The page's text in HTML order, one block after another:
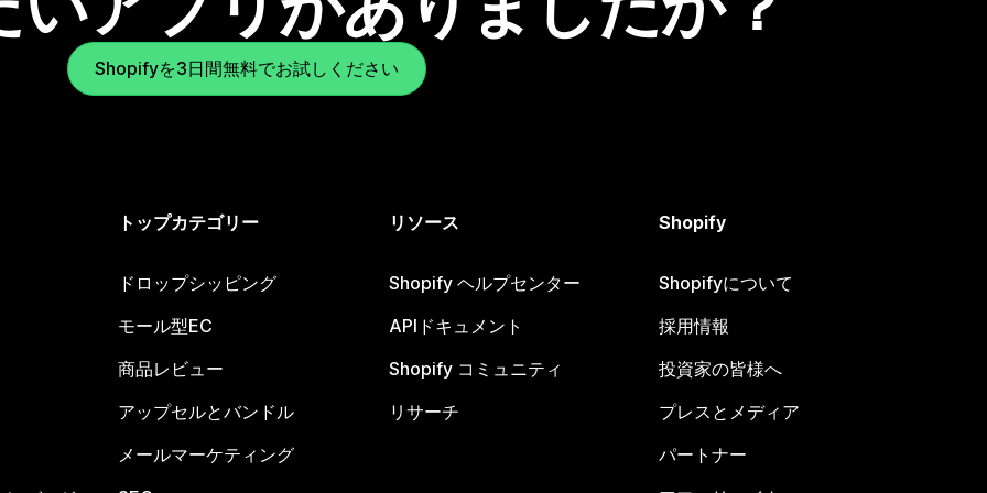
Shopifyを3日間無料でお試しください
トップカテゴリー
ドロップシッピング
モール型EC
商品レビュー
アップセルとバンドル
メールマーケティング
リソース
Shopify ヘルプセンター
APIドキュメント
Shopify コミュニティ
リサーチ
Shopify
Shopifyについて
採用情報
投資家の皆様へ
プレスとメディア
パートナー